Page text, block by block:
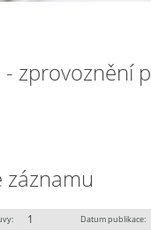
- zprovoznění
záznamu
1 Datum publikace: